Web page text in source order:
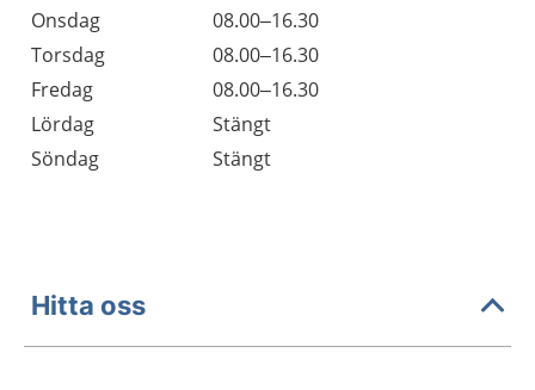
Onsdag
08.00–16.30
Torsdag
08.00–16.30
Fredag
08.00–16.30
Lördag
Stängt
Söndag
Stängt
Hitta oss